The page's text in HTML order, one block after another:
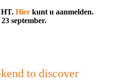
Hier kunt u aanmelden.
september.
to discover